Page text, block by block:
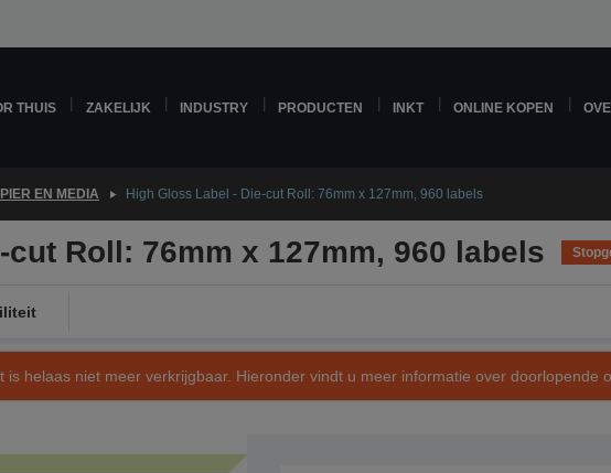
THUIS ZAKELIJK INDUSTRY PRODUCTEN INKT ONLINE KOPEN
EN MEDIA High Gloss Label - Die-cut Roll: 76mm x 127mm, 960 labels
Roll: 76mm x 127mm, 960 labels
helaas niet meer verkrijgbaar. Hieronder vindt u meer informatie over doorlopende